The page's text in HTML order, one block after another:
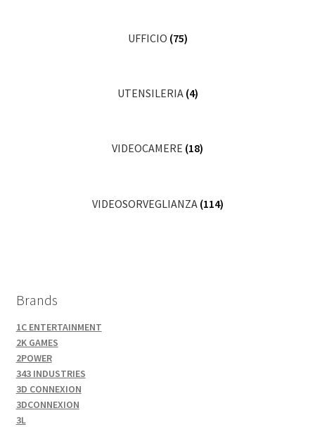
UFFICIO (75)
UTENSILERIA (4)
VIDEOCAMERE (18)
VIDEOSORVEGLIANZA (114)
Brands
1C ENTERTAINMENT
2K GAMES
2POWER
343 INDUSTRIES
3D CONNEXION
3DCONNEXION
3L